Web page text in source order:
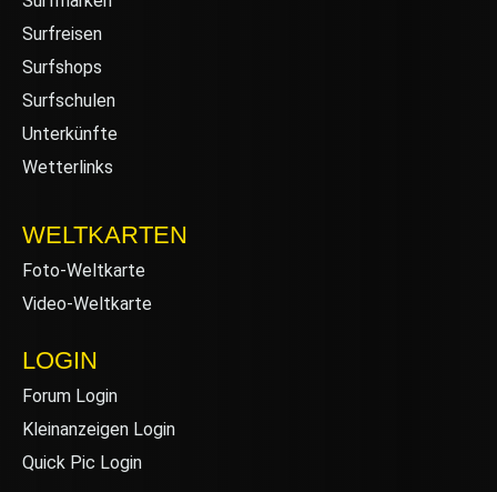
Surfreisen
Surfshops
Surfschulen
Unterkünfte
Wetterlinks
WELTKARTEN
Foto-Weltkarte
Video-Weltkarte
LOGIN
Forum Login
Kleinanzeigen Login
Quick Pic Login